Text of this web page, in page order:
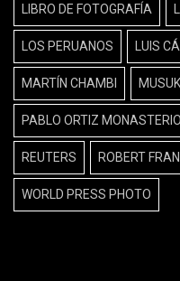
LIBRO DE FOTOGRAFÍA
LOS PERUANOS LUIS
MARTÍN CHAMBI
PABLO ORTIZ MONASTERIO
REUTERS ROBERT
WORLD PRESS PHOTO